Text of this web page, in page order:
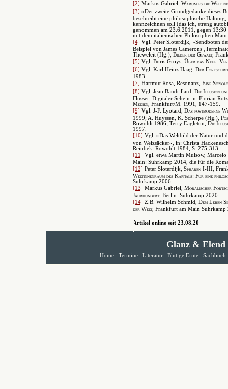
[2] Markus Gabriel, Warum es die Welt
[3] »Der zweite Grundgedanke dieses
beschreibt eine philosophische Haltung,
kennzeichnen soll (das ich, streng
genommen am 23.6.2011, gegen
mit dem italienischen Philosophen
[4] Vgl. Peter Sloterdijk, »Sendboten
Beispiel von James Camerons
Theweleit (Hg.), Bilder der Gewalt ,
[5] Vgl. Boris Groys, Über das Neue:
[6] Vgl. Karl Heinz Haag, Der
1983.
[7] Hartmut Rosa, Resonanz, Eine
[8] Vgl. Jean Baudrillard, Die Illusion
Flusser, Digitaler Schein in: Florian
Medien , Frankfurt/M. 1991, 147-159.
[9] Vgl. J-F. Lyotard, Das postmoderne
1999; A. Huyssen, K. Scherpe (Hg.),
Rowohlt 1986; Terry Eagleton, Die
1997.
[10] Vgl. »Das Weltbild der Natur und
von Weizsäcker«, in: Christa
Reinbek: Rowohlt 1984, S. 275-313.
[11] Vgl. etwa Martin Mulsow,
Main: Suhrkamp 2014, die für die
[12] Peter Sloterdijk, Sphären I-III,
Weltinnenraum des Kapitals: Für eine
Suhrkamp 2006.
[13] Markus Gabriel, Moralischer
Jahrhundert , Berlin: Suhrkamp 2020.
[14] Z.B. Wilhelm Schmid, Dem Leben
der Welt , Frankfurt am Main Suhrkamp
Artikel online seit 23.08.20
Glanz & Elend
Home Termine Literatur Blutige Ernte Sachbuch